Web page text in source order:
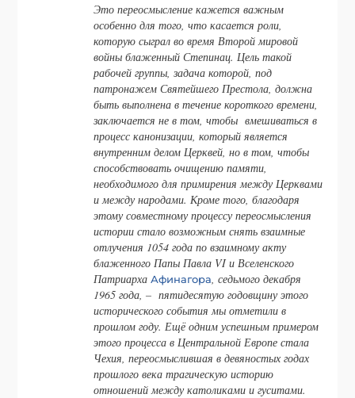
Это переосмысление кажется важным
особенно для того, что касается роли,
которую сыграл во время Второй мировой
войны блаженный Степинац. Цель такой
рабочей группы, задача которой, под
патронажем Святейшего Престола, должна
быть выполнена в течение короткого времени,
заключается не в том, чтобы вмешиваться в
процесс канонизации, который является
внутренним делом Церквей, но в том, чтобы
способствовать очищению памяти,
необходимого для примирения между Церквами
и между народами. Кроме того, благодаря
этому совместному процессу переосмысления
истории стало возможным снять взаимные
отлучения 1054 года по взаимному акту
блаженного Папы Павла VI и Вселенского
ПатриархаАфинагора , седьмого декабря
1965 года, – пятидесятую годовщину этого
исторического события мы отметили в
прошлом году. Ещё одним успешным примером
этого процесса в Центральной Европе стала
Чехия, переосмыслившая в девяностых годах
прошлого века трагическую историю
отношений между католиками и гуситами.